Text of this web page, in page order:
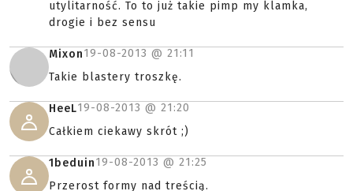
utylitarność. To to już takie pimp my klamka,
drogie i bez sensu
Mixon19-08-2013 @ 21:11
Takie blastery troszkę.
HeeL19-08-2013 @ 21:20
Całkiem ciekawy skrót ;)
1beduin19-08-2013 @ 21:25
Przerost formy nad treścią.